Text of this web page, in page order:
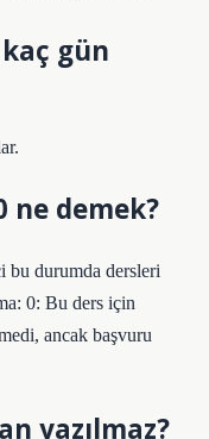
kaç gün
ne demek?
bu durumda dersleri
0: Bu ders için
ancak başvuru
yazılmaz?